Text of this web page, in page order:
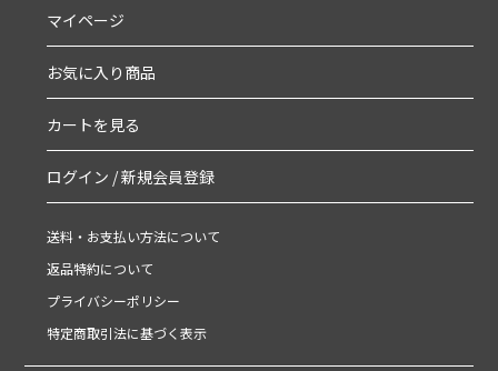
マイページ
お気に入り商品
カートを見る
ログイン / 新規会員登録
送料・お支払い方法について
返品特約について
プライバシーポリシー
特定商取引法に基づく表示